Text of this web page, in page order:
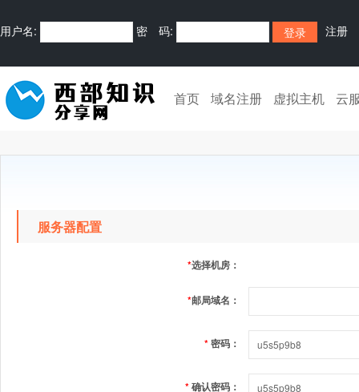
用户名: 密 码: 注册
首页 域名注册 虚拟主机 云
服务器配置
*选择机房：
*邮局域名：
*密码：
*确认密码：